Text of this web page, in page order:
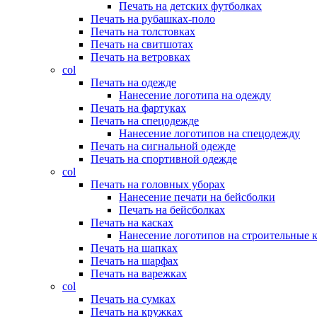
Печать на детских футболках
Печать на рубашках-поло
Печать на толстовках
Печать на свитшотах
Печать на ветровках
col
Печать на одежде
Нанесение логотипа на одежду
Печать на фартуках
Печать на спецодежде
Нанесение логотипов на спецодежду
Печать на сигнальной одежде
Печать на спортивной одежде
col
Печать на головных уборах
Нанесение печати на бейсболки
Печать на бейсболках
Печать на касках
Нанесение логотипов на строительные
Печать на шапках
Печать на шарфах
Печать на варежках
col
Печать на сумках
Печать на кружках